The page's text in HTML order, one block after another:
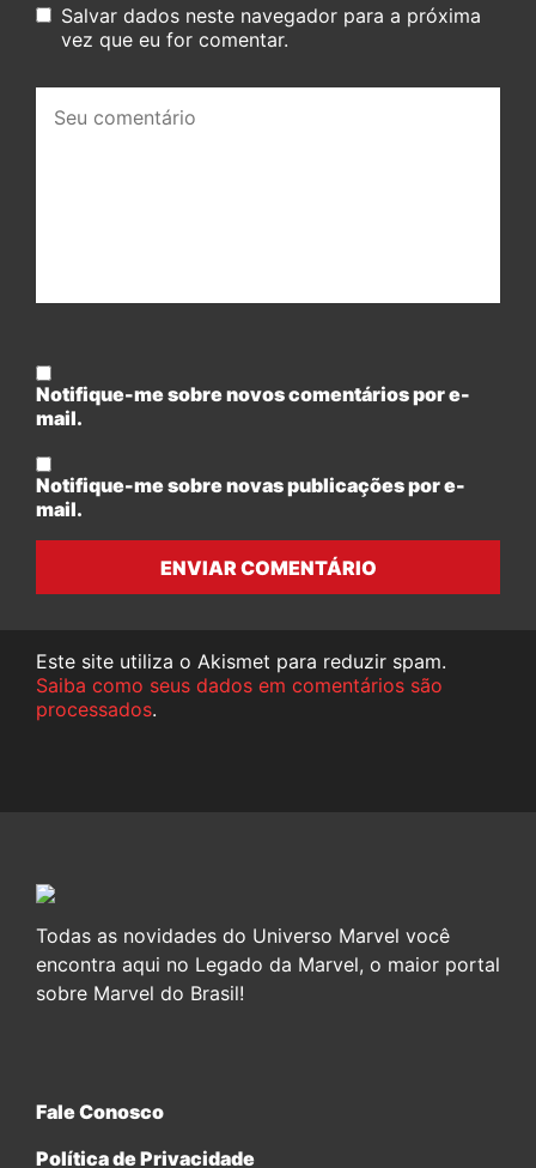
Salvar dados neste navegador para a próxima
vez que eu for comentar.
comentário:
Notifique-me sobre novos comentários por e-
mail.
Notifique-me sobre novas publicações por e-
mail.
ENVIAR COMENTÁRIO
Este site utiliza o Akismet para reduzir spam.
Saiba como seus dados em comentários são
processados.
Todas as novidades do Universo Marvel você
encontra aqui no Legado da Marvel, o maior portal
sobre Marvel do Brasil!
Fale Conosco
Política de Privacidade